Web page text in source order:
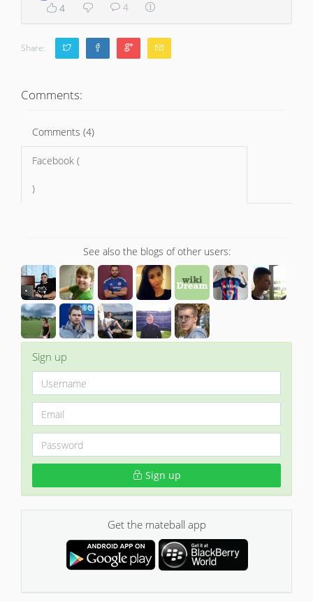
4
4
Share:
Comments:
Comments (4)
Facebook (
)
See also the blogs of other users:
Sign up
Sign up
Get the mateball app